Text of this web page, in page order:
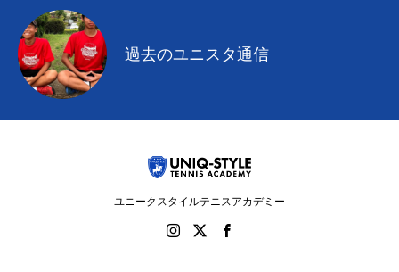
過去のユニスタ通信
ユニークスタイルテニスアカデミー